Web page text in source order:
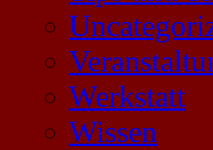
Werkstatt
Wissen